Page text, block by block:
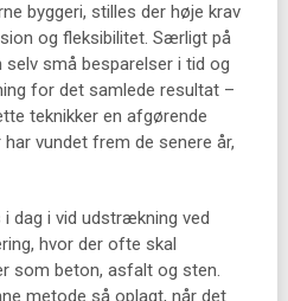
byggeri, stilles der høje krav
og fleksibilitet. Særligt på
små besparelser i tid og
for det samlede resultat –
teknikker en afgørende
vundet frem de senere år,
dag i vid udstrækning ved
hvor der ofte skal
som beton, asfalt og sten.
metode så oplagt, når det